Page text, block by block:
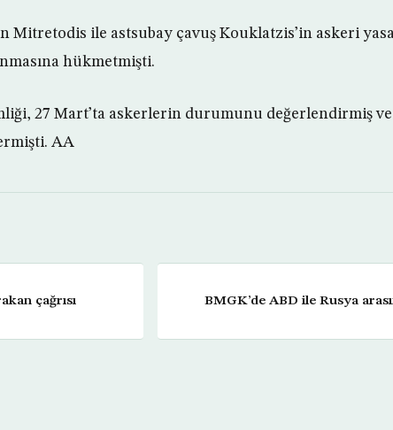
Mitretodis ile astsubay çavuş Kouklatzis’in askeri
hükmetmişti.
27 Mart’ta askerlerin durumunu değerlendirmiş
AA
çağrısı
BMGK’de ABD ile Rusya